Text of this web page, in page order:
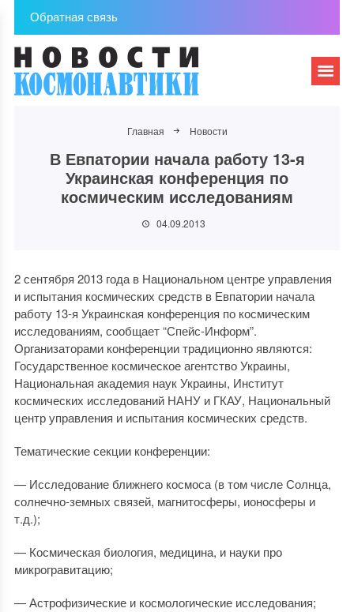
Обратная связь
Главная Новости
В Евпатории начала работу 13-я
Украинская конференция по
космическим исследованиям
04.09.2013
2 сентября 2013 года в Национальном центре управления
и испытания космических средств в Евпатории начала
работу 13-я Украинская конференция по космическим
исследованиям, сообщает “Спейс-Информ”.
Организаторами конференции традиционно являются:
Государственное космическое агентство Украины,
Национальная академия наук Украины, Институт
космических исследований НАНУ и ГКАУ, Национальный
центр управления и испытания космических средств.
Тематические секции конференции:
— Исследование ближнего космоса (в том числе Солнца,
солнечно-земных связей, магнитосферы, ионосферы и
т.д.);
— Космическая биология, медицина, и науки про
микрогравитацию;
— Астрофизические и космологические исследования;